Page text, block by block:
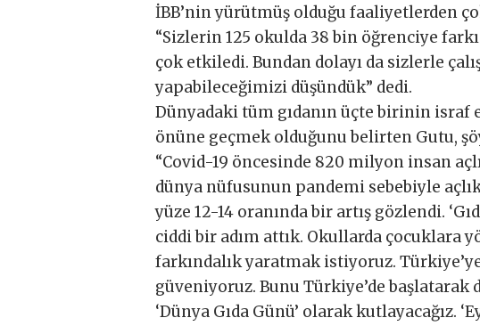
İBB’nin yürütmüş olduğu faaliyetlerden
“Sizlerin 125 okulda 38 bin öğrenciye
çok etkiledi. Bundan dolayı da sizlerle
yapabileceğimizi düşündük” dedi.
Dünyadaki tüm gıdanın üçte birinin israf
önüne geçmek olduğunu belirten Gutu,
“Covid-19 öncesinde 820 milyon insan
dünya nüfusunun pandemi sebebiyle
yüze 12-14 oranında bir artış gözlendi.
ciddi bir adım attık. Okullarda çocuklara
farkındalık yaratmak istiyoruz.
güveniyoruz. Bunu Türkiye’de başlatarak
‘Dünya Gıda Günü’ olarak kutlayacağız.